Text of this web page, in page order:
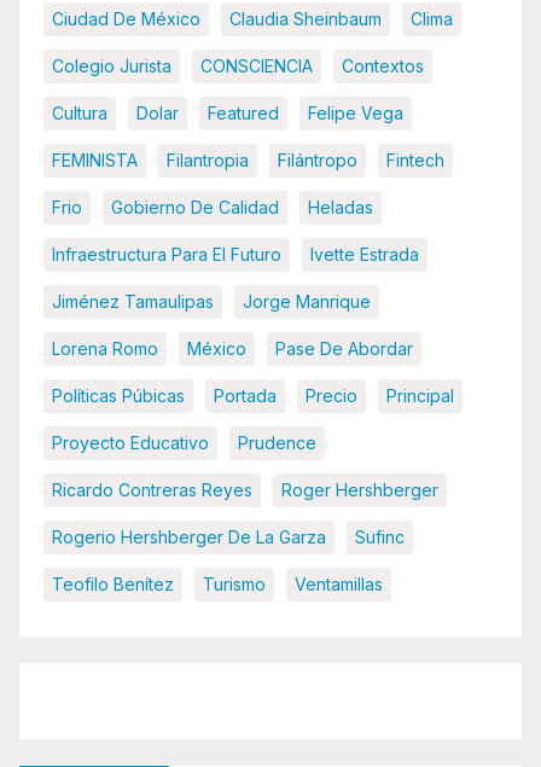
Ciudad De México Claudia Sheinbaum Clima
Colegio Jurista CONSCIENCIA Contextos
Cultura Dolar Featured Felipe Vega
FEMINISTA Filantropia Filántropo Fintech
Frio Gobierno De Calidad Heladas
Infraestructura Para El Futuro Ivette Estrada
Jiménez Tamaulipas Jorge Manrique
Lorena Romo México Pase De Abordar
Políticas Púbicas Portada Precio Principal
Proyecto Educativo Prudence
Ricardo Contreras Reyes Roger Hershberger
Rogerio Hershberger De La Garza Sufinc
Teofilo Benítez Turismo Ventamillas